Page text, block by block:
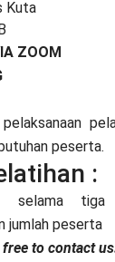
Kuta
ZOOM
peserta.
:
selama
jumlah peserta
to contact